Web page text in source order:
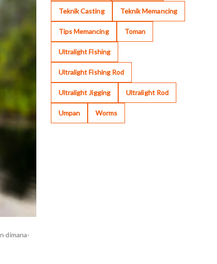
dimana-
Teknik Casting Teknik Memancing
Tips Memancing Toman
Ultralight Fishing
Ultralight Fishing Rod
Ultralight Jigging Ultralight Rod
Umpan Worms